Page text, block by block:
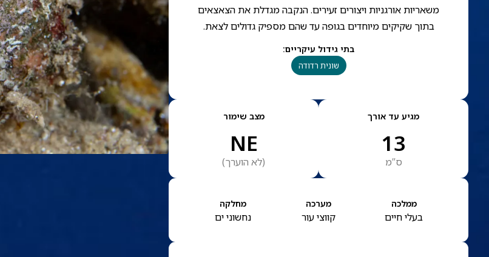
משאריות אורגניות ויצורים זעירים. הנקבה מגדלת את הצאצאים
בתוך שקיקים מיוחדים בגופה עד שהם מספיק גדולים לצאת.
בתי גידול עיקריים:
שונית רדודה
מגיע עד אורך
13
ס”מ
מצב שימור
NE
(לא הוערך)
ממלכה
בעלי חיים
מערכה
קווצי עור
מחלקה
נחשוני ים